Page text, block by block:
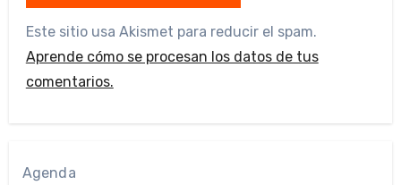
Este sitio usa Akismet para reducir el spam.
Aprende cómo se procesan los datos de tus
comentarios.
Agenda